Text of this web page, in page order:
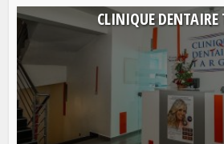
CLINIQUE DENTAIRE